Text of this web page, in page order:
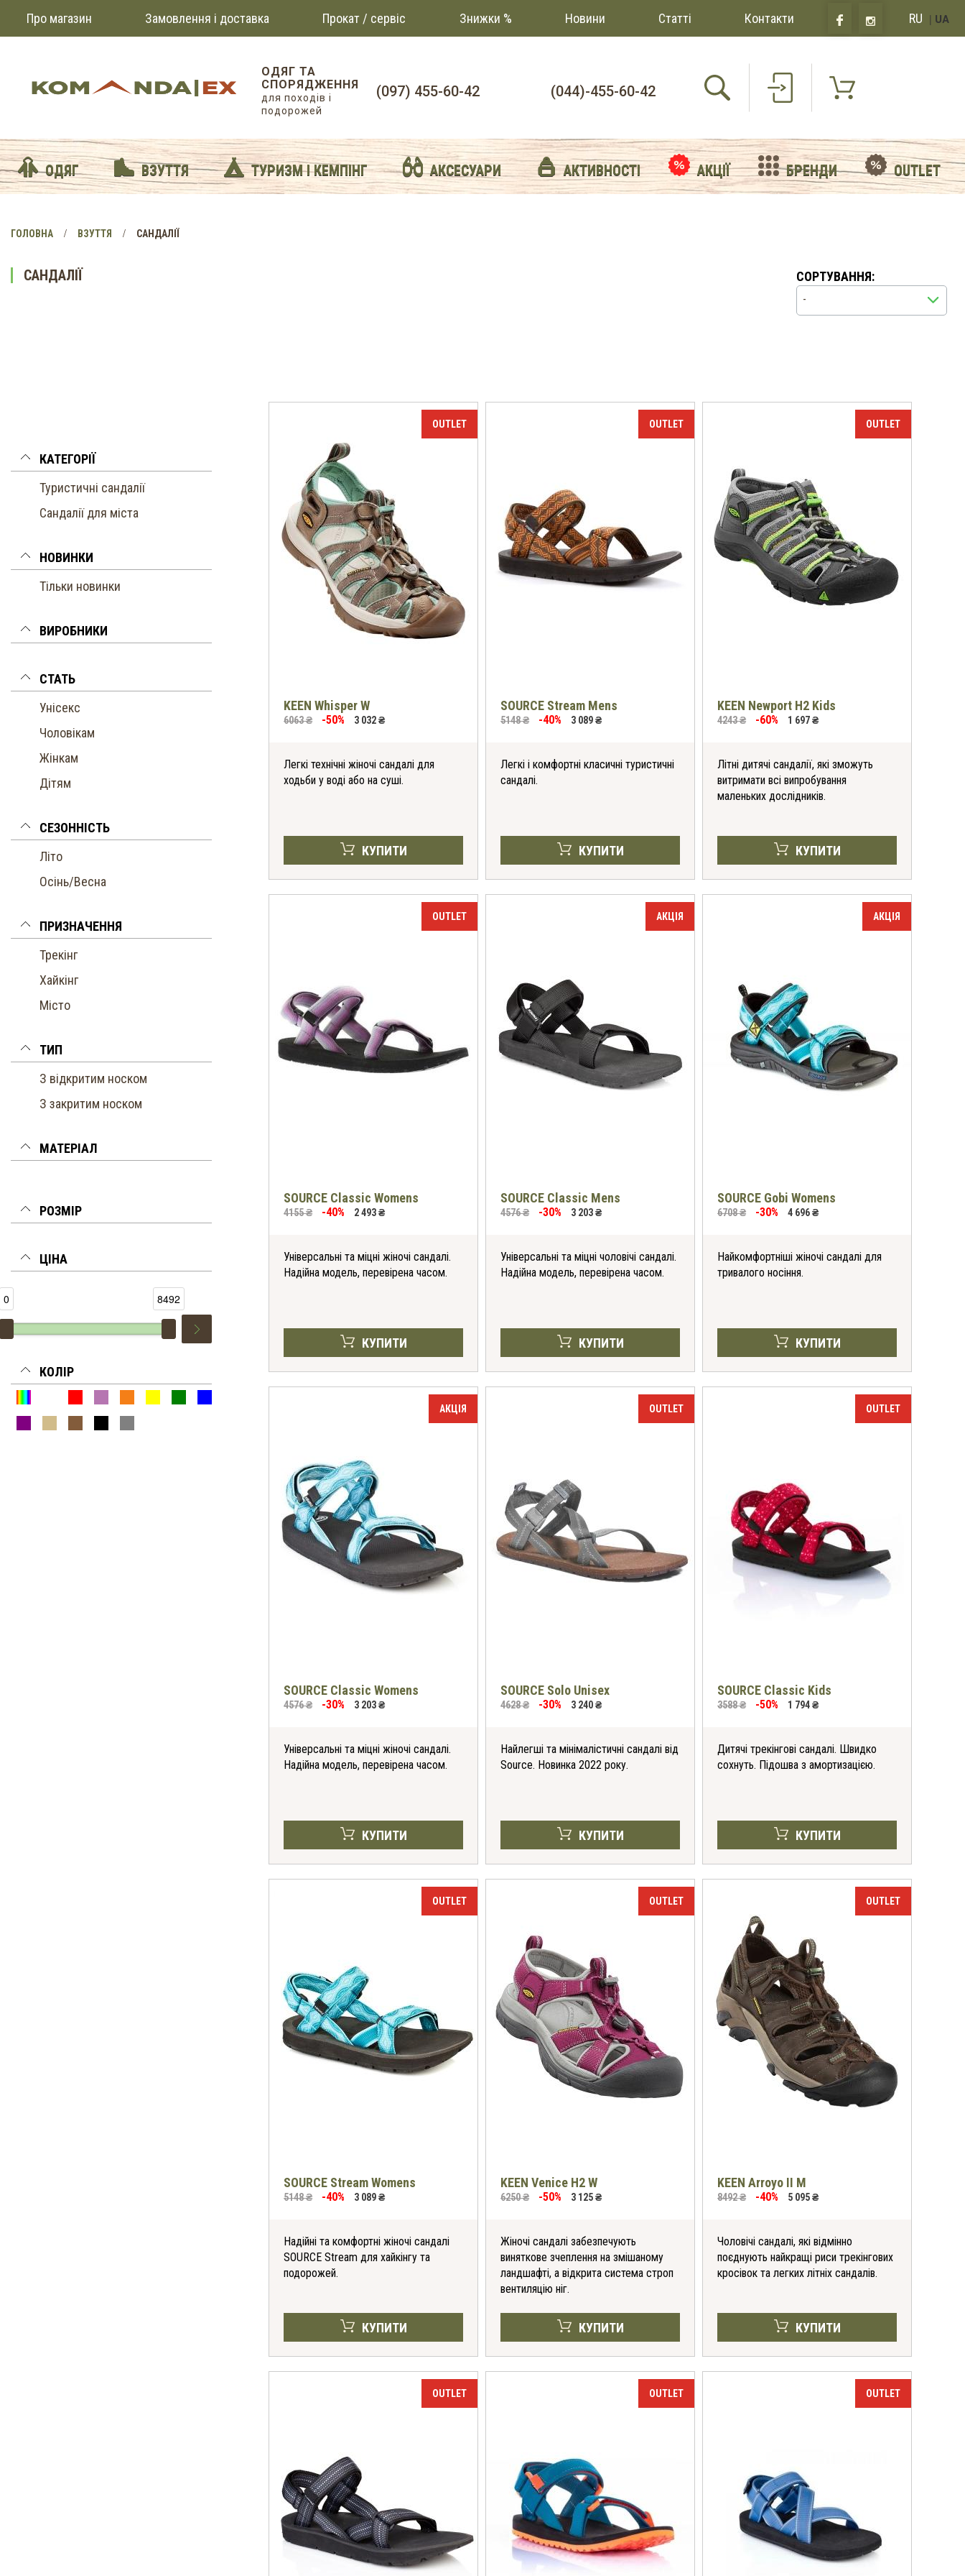
Про магазин Замовлення і доставка Прокат / сервіс Знижки % Новини Статті Контакти RU | UA
ОДЯГ ТА
СПОРЯДЖЕННЯ
для походів і
подорожей
(097) 455-60-42 (044)-455-60-42
ОДЯГ ВЗУТТЯ ТУРИЗМ І КЕМПІНГ АКСЕСУАРИ АКТИВНОСТІ АКЦІЇ БРЕНДИ OUTLET
ГОЛОВНА ВЗУТТЯ CАНДАЛІЇ
CАНДАЛІЇ СОРТУВАННЯ:
-
КАТЕГОРІЇ
Туристичні сандалії
Cандалії для міста
НОВИНКИ
Тільки новинки
ВИРОБНИКИ
СТАТЬ
Унісекс
Чоловікам
Жінкам
Дітям
СЕЗОННІСТЬ
Літо
Осінь/Весна
ПРИЗНАЧЕННЯ
Трекінг
Хайкінг
Місто
ТИП
З відкритим носком
З закритим носком
МАТЕРІАЛ
РОЗМІР
ЦІНА
0 8492
КОЛІР
KEEN Whisper W
6063 ₴ -50% 3 032 ₴
Легкі технічні жіночі сандалі для
ходьби у воді або на суші.
КУПИТИ
SOURCE Stream Mens
5148 ₴ -40% 3 089 ₴
Легкі і комфортні класичні туристичні
сандалі.
КУПИТИ
KEEN Newport H2 Kids
4243 ₴ -60% 1 697 ₴
Літні дитячі сандалії, які зможуть
витримати всі випробування
маленьких дослідників.
КУПИТИ
SOURCE Classic Womens
4155 ₴ -40% 2 493 ₴
Універсальні та міцні жіночі сандалі.
Надійна модель, перевірена часом.
КУПИТИ
SOURCE Classic Mens
4576 ₴ -30% 3 203 ₴
Універсальні та міцні чоловічі сандалі.
Надійна модель, перевірена часом.
КУПИТИ
SOURCE Gobi Womens
6708 ₴ -30% 4 696 ₴
Найкомфортніші жіночі сандалі для
тривалого носіння.
КУПИТИ
SOURCE Classic Womens
4576 ₴ -30% 3 203 ₴
Універсальні та міцні жіночі сандалі.
Надійна модель, перевірена часом.
КУПИТИ
SOURCE Solo Unisex
4628 ₴ -30% 3 240 ₴
Найлегші та мінімалістичні сандалі від
Source. Новинка 2022 року.
КУПИТИ
SOURCE Classic Kids
3588 ₴ -50% 1 794 ₴
Дитячі трекінгові сандалі. Швидко
сохнуть. Підошва з амортизацією.
КУПИТИ
SOURCE Stream Womens
5148 ₴ -40% 3 089 ₴
Надійні та комфортні жіночі сандалі
SOURCE Stream для хайкінгу та
подорожей.
КУПИТИ
KEEN Venice H2 W
6250 ₴ -50% 3 125 ₴
Жіночі сандалі забезпечують
виняткове зчеплення на змішаному
ландшафті, а відкрита система строп
вентиляцію ніг.
КУПИТИ
KEEN Arroyo II M
8492 ₴ -40% 5 095 ₴
Чоловічі сандалі, які відмінно
поєднують найкращі риси трекінгових
кросівок та легких літніх сандалів.
КУПИТИ